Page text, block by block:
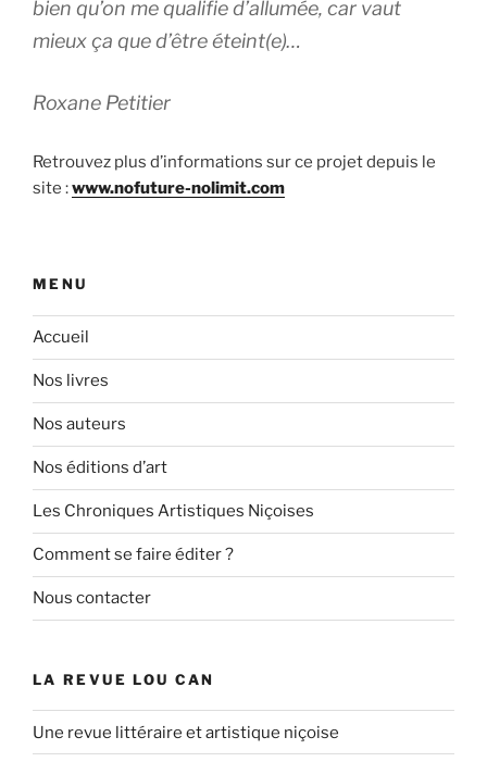
bien qu’on me qualifie d’allumée, car vaut
mieux ça que d’être éteint(e)…
Roxane Petitier
Retrouvez plus d’informations sur ce projet depuis le
site :www.nofuture-nolimit.com
MENU
Accueil
Nos livres
Nos auteurs
Nos éditions d’art
Les Chroniques Artistiques Niçoises
Comment se faire éditer ?
Nous contacter
LA REVUE LOU CAN
Une revue littéraire et artistique niçoise